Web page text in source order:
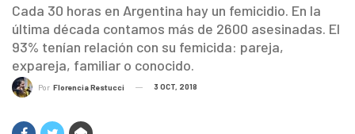
Cada 30 horas en Argentina hay un femicidio. En la
última década contamos más de 2600 asesinadas. El
93% tenían relación con su femicida: pareja,
expareja, familiar o conocido.
Por Florencia Restucci 3 OCT, 2018